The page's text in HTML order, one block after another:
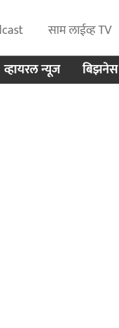
साम लाईव्ह TV
व्हायरल न्यूज बिझनेस